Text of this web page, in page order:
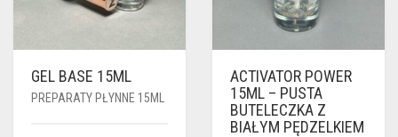
GEL BASE 15ML
PREPARATY PŁYNNE 15ML
ACTIVATOR POWER
15ML – PUSTA
BUTELECZKA Z
BIAŁYM PĘDZELKIEM